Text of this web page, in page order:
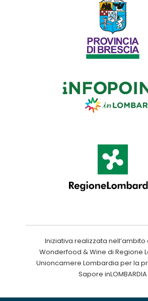
Iniziativa realizzata
Wonderfood & Wine di Regione
Unioncamere Lombardia per la
Sapore inLOMBARDIA